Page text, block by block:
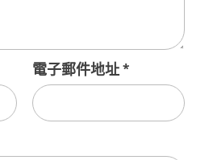
電子郵件地址*